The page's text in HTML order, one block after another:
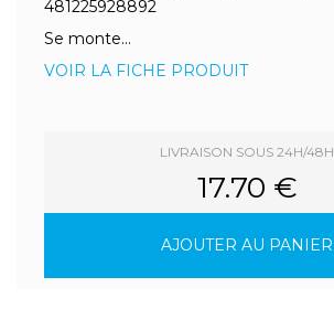
481225928892
Se monte...
VOIR LA FICHE PRODUIT
LIVRAISON SOUS 24H/48H
17.70 €
AJOUTER AU PANIER